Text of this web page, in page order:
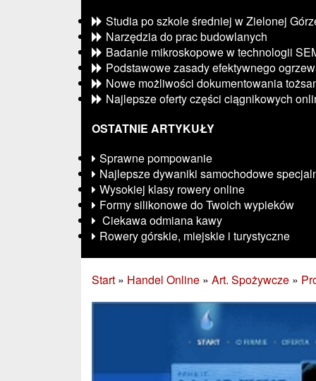
Studia po szkole średniej w Zielonej
Narzędzia do prac budowlanych
Badanie mikroskopowe w technologii
Podstawowe zasady efektywnego
Nowe możliwości dokumentowania
Najlepsze oferty części ciągnikowych
OSTATNIE ARTYKUŁY
Sprawne pompowanie
Najlepsze dywaniki samochodowe
Wysokiej klasy rowery online
Formy silikonowe do Twoich wypieków
Ciekawa odmiana kawy
Rowery górskie, miejskie i turystyczne
Start » Handel Online » Art. Spożywcze »